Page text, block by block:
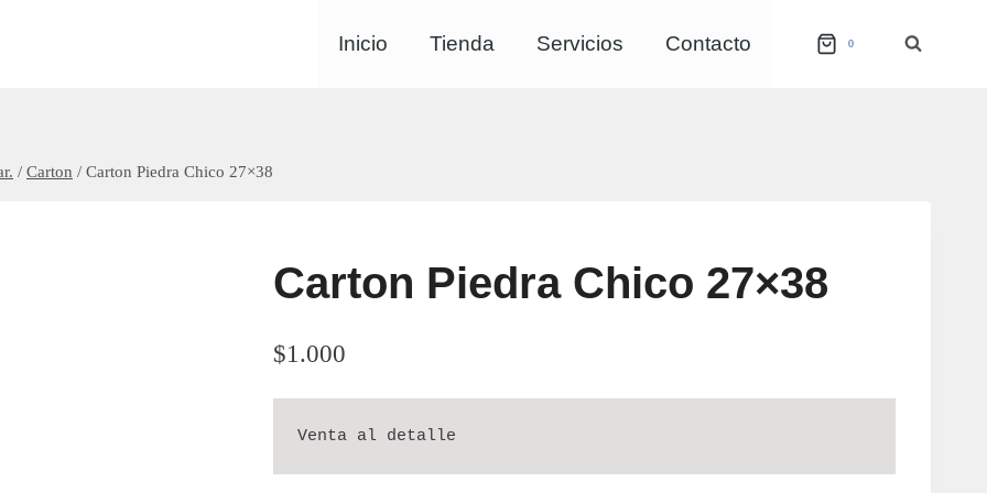
Inicio Tienda Servicios Contacto 0
/ Carton / Carton Piedra Chico 27×38
Carton Piedra Chico 27×38
$1.000
Venta al detalle